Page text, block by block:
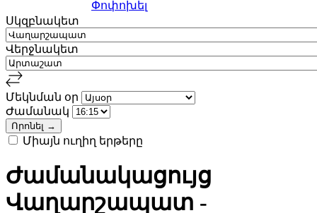
Փոփոխել
Սկզբնակետ
Վերջնակետ
Մեկնման օր
Ժամանակ
Միայն ուղիղ երթերը
Ժամանակացույց
Վաղարշապատ -